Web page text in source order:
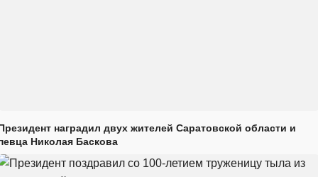
наградил двух жителей Саратовской области и
Николая Баскова